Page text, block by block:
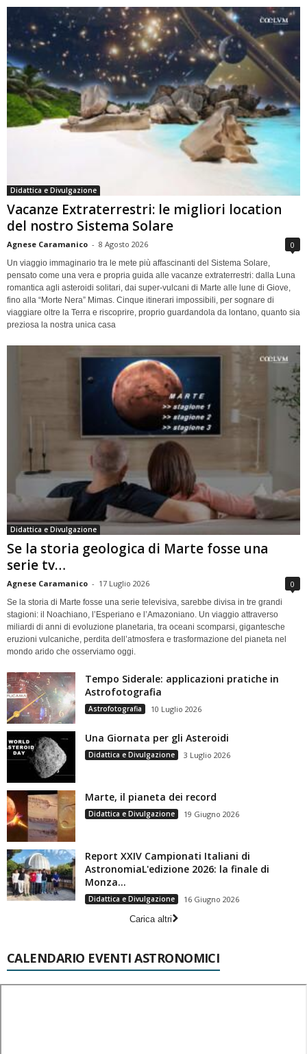
Didattica e Divulgazione
Vacanze Extraterrestri: le migliori location
del nostro Sistema Solare
Agnese Caramanico - 8 Agosto 2026 0
Un viaggio immaginario tra le mete più affascinanti del Sistema Solare,
pensato come una vera e propria guida alle vacanze extraterrestri: dalla Luna
romantica agli asteroidi solitari, dai super-vulcani di Marte alle lune di Giove,
fino alla “Morte Nera” Mimas. Cinque itinerari impossibili, per sognare di
viaggiare oltre la Terra e riscoprire, proprio guardandola da lontano, quanto sia
preziosa la nostra unica casa
Didattica e Divulgazione
Se la storia geologica di Marte fosse una
serie tv…
Agnese Caramanico - 17 Luglio 2026 0
Se la storia di Marte fosse una serie televisiva, sarebbe divisa in tre grandi
stagioni: il Noachiano, l’Esperiano e l’Amazoniano. Un viaggio attraverso
miliardi di anni di evoluzione planetaria, tra oceani scomparsi, gigantesche
eruzioni vulcaniche, perdita dell’atmosfera e trasformazione del pianeta nel
mondo arido che osserviamo oggi.
Tempo Siderale: applicazioni pratiche in
Astrofotografia
Astrofotografia 10 Luglio 2026
Una Giornata per gli Asteroidi
Didattica e Divulgazione 3 Luglio 2026
Marte, il pianeta dei record
Didattica e Divulgazione 19 Giugno 2026
Report XXIV Campionati Italiani di
AstronomiaL'edizione 2026: la finale di
Monza...
Didattica e Divulgazione
16 Giugno 2026
Carica altri
CALENDARIO EVENTI ASTRONOMICI